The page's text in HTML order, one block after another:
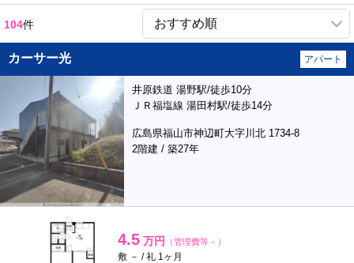
104件
カーサー光 アパート
井原鉄道 湯野駅/徒歩10分
ＪＲ福塩線 湯田村駅/徒歩14分
広島県福山市神辺町大字川北 1734-8
2階建 / 築27年
4.5 万円 （管理費等－）
敷 － / 礼 1ヶ月